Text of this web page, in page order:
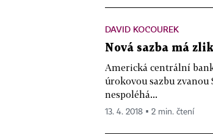
DAVID KOCOUREK
Nová sazba má
Americká centrální
úrokovou sazbu zvanou
nespoléhá...
13. 4. 2018 ▪ 2 min. čtení